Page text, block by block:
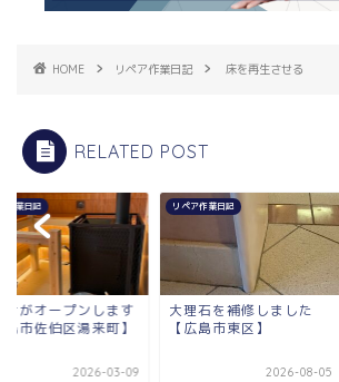
HOME リペア作業日記 床を再生させる
RELATED POST
作業日記
ナがオープンします
市佐伯区湯来町】
2026-03-09
リペア作業日記
大理石を補修しました
【広島市東区】
2026-08-05